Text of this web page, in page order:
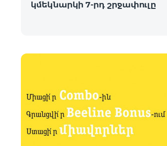
կմեկնարկի 7-րդ շրջափուլը